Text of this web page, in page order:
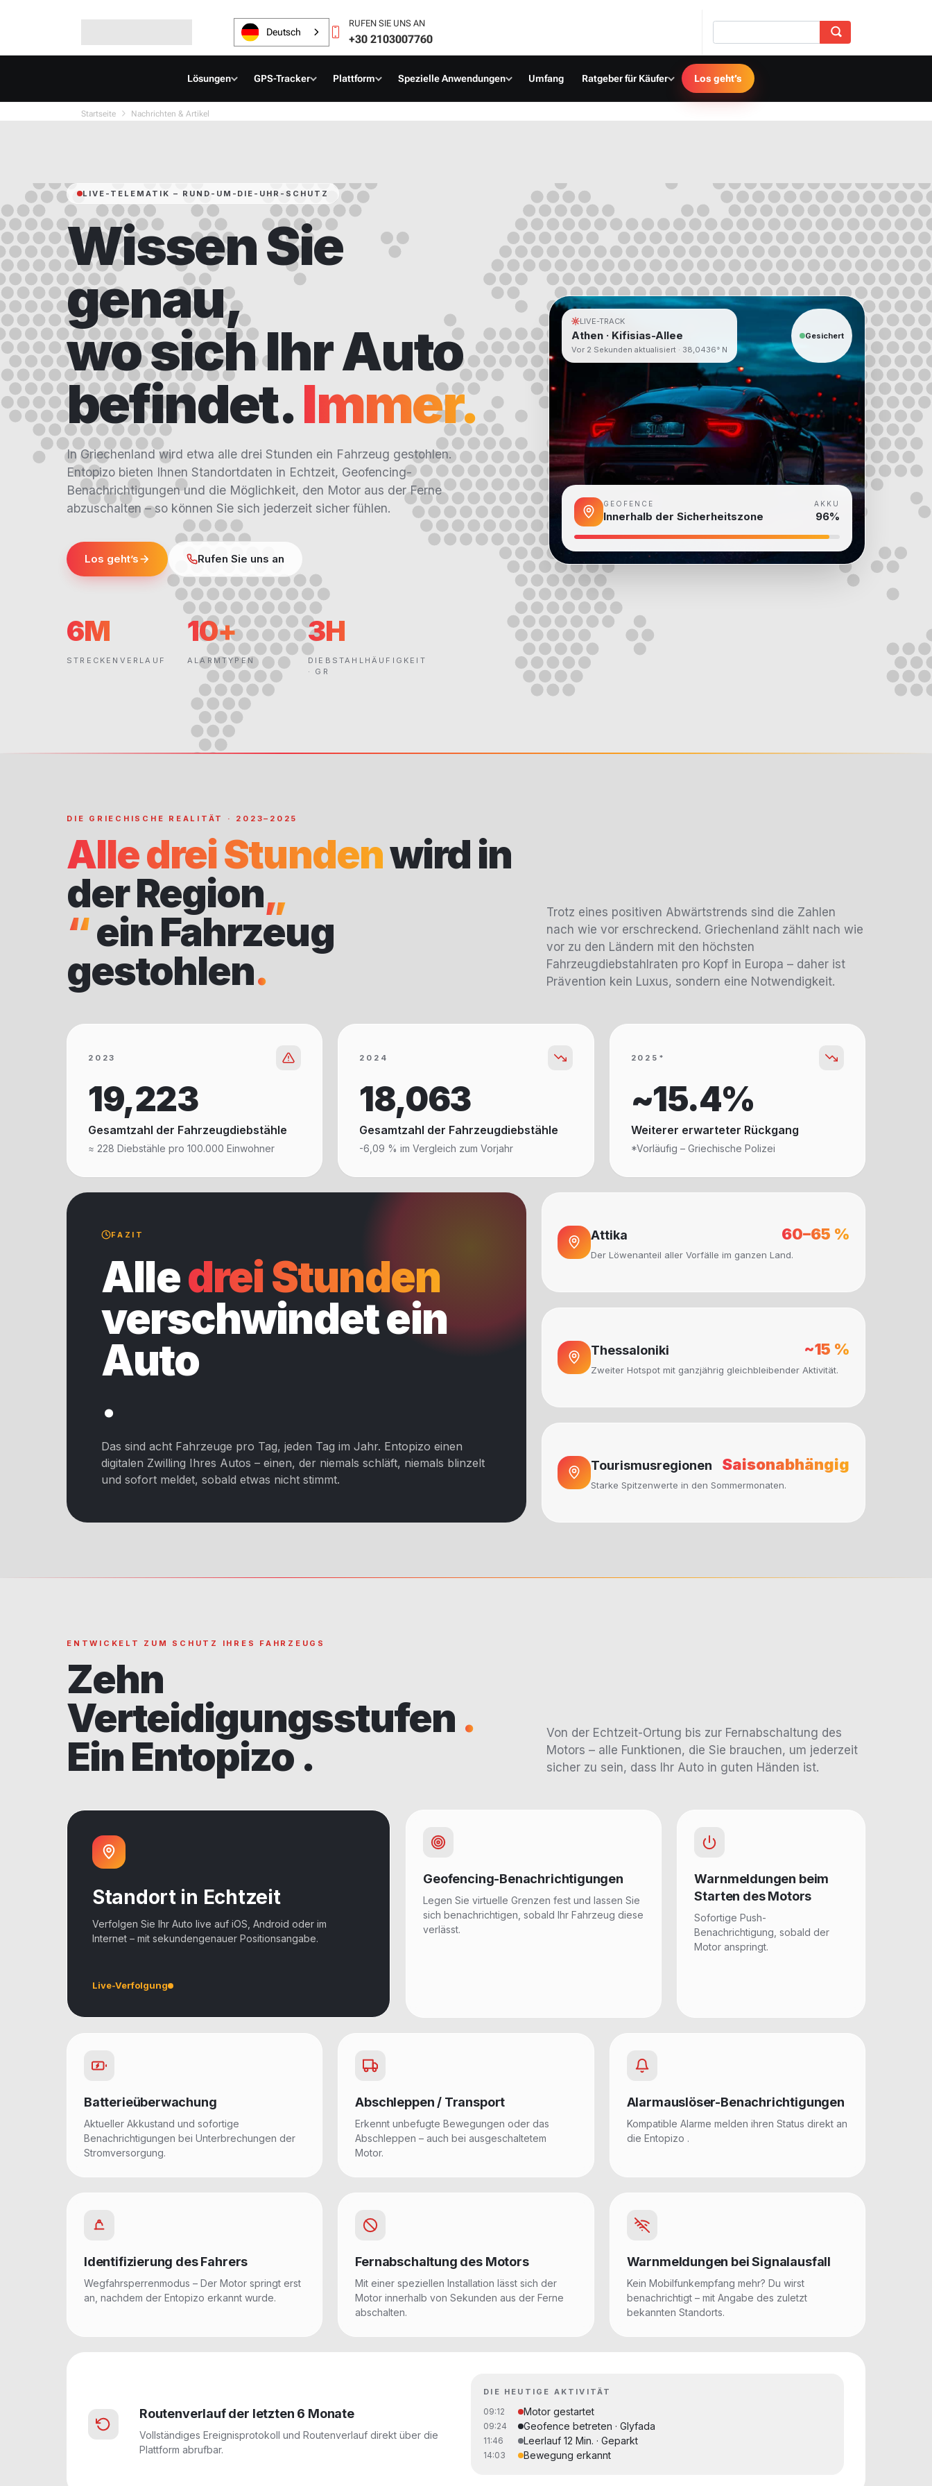
Deutsch
RUFEN SIE UNS AN
+30 2103007760
Lösungen GPS-Tracker Plattform Spezielle Anwendungen Umfang Ratgeber für Käufer Los geht’s
Startseite Nachrichten & Artikel
LIVE-TELEMATIK – RUND-UM-DIE-UHR-SCHUTZ
Wissen Sie
genau,
wo sich Ihr Auto
befindet.Immer.
In Griechenland wird etwa alle drei Stunden ein Fahrzeug gestohlen.
Entopizo bieten Ihnen Standortdaten in Echtzeit, Geofencing-
Benachrichtigungen und die Möglichkeit, den Motor aus der Ferne
abzuschalten – so können Sie sich jederzeit sicher fühlen.
Los geht’s Rufen Sie uns an
6M
STRECKENVERLAUF
10+
ALARMTYPEN
3H
DIEBSTAHLHÄUFIGKEIT
· GR
LIVE-TRACK
Athen · Kifisias-Allee
Vor 2 Sekunden aktualisiert · 38,0436° N
Gesichert
GEOFENCE
Innerhalb der Sicherheitszone
AKKU
96%
DIE GRIECHISCHE REALITÄT · 2023–2025
Alle drei Stundenwird in
der Region„
“ein Fahrzeug
gestohlen.
Trotz eines positiven Abwärtstrends sind die Zahlen
nach wie vor erschreckend. Griechenland zählt nach wie
vor zu den Ländern mit den höchsten
Fahrzeugdiebstahlraten pro Kopf in Europa – daher ist
Prävention kein Luxus, sondern eine Notwendigkeit.
2023
19,223
Gesamtzahl der Fahrzeugdiebstähle
≈ 228 Diebstähle pro 100.000 Einwohner
2024
18,063
Gesamtzahl der Fahrzeugdiebstähle
-6,09 % im Vergleich zum Vorjahr
2025*
~15.4%
Weiterer erwarteter Rückgang
*Vorläufig – Griechische Polizei
FAZIT
Alledrei Stunden
verschwindet ein
Auto
.
Das sind acht Fahrzeuge pro Tag, jeden Tag im Jahr. Entopizo einen
digitalen Zwilling Ihres Autos – einen, der niemals schläft, niemals blinzelt
und sofort meldet, sobald etwas nicht stimmt.
Attika 60–65 %
Der Löwenanteil aller Vorfälle im ganzen Land.
Thessaloniki ~15 %
Zweiter Hotspot mit ganzjährig gleichbleibender Aktivität.
Tourismusregionen Saisonabhängig
Starke Spitzenwerte in den Sommermonaten.
ENTWICKELT ZUM SCHUTZ IHRES FAHRZEUGS
Zehn
Verteidigungsstufen .
Ein Entopizo .
Von der Echtzeit-Ortung bis zur Fernabschaltung des
Motors – alle Funktionen, die Sie brauchen, um jederzeit
sicher zu sein, dass Ihr Auto in guten Händen ist.
Standort in Echtzeit
Verfolgen Sie Ihr Auto live auf iOS, Android oder im
Internet – mit sekundengenauer Positionsangabe.
Live-Verfolgung
Geofencing-Benachrichtigungen
Legen Sie virtuelle Grenzen fest und lassen Sie
sich benachrichtigen, sobald Ihr Fahrzeug diese
verlässt.
Warnmeldungen beim
Starten des Motors
Sofortige Push-
Benachrichtigung, sobald der
Motor anspringt.
Batterieüberwachung
Aktueller Akkustand und sofortige
Benachrichtigungen bei Unterbrechungen der
Stromversorgung.
Abschleppen / Transport
Erkennt unbefugte Bewegungen oder das
Abschleppen – auch bei ausgeschaltetem
Motor.
Alarmauslöser-Benachrichtigungen
Kompatible Alarme melden ihren Status direkt an
die Entopizo .
Identifizierung des Fahrers
Wegfahrsperrenmodus – Der Motor springt erst
an, nachdem der Entopizo erkannt wurde.
Fernabschaltung des Motors
Mit einer speziellen Installation lässt sich der
Motor innerhalb von Sekunden aus der Ferne
abschalten.
Warnmeldungen bei Signalausfall
Kein Mobilfunkempfang mehr? Du wirst
benachrichtigt – mit Angabe des zuletzt
bekannten Standorts.
Routenverlauf der letzten 6 Monate
Vollständiges Ereignisprotokoll und Routenverlauf direkt über die
Plattform abrufbar.
DIE HEUTIGE AKTIVITÄT
09:12 Motor gestartet
09:24 Geofence betreten · Glyfada
11:46 Leerlauf 12 Min. · Geparkt
14:03 Bewegung erkannt